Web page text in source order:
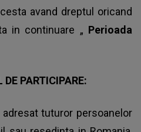
avand dreptul oricand
in continuare „ Perioada
PARTICIPARE:
tuturor persoanelor